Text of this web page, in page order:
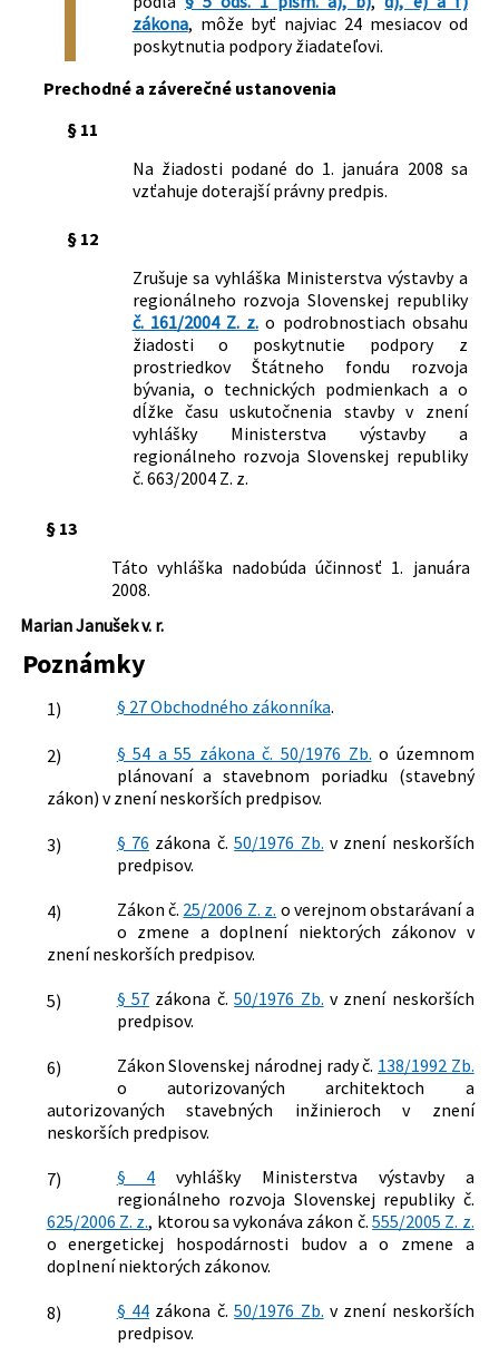
zákona, môže byť najviac 24 mesiacov od
poskytnutia podpory žiadateľovi.
Prechodné a záverečné ustanovenia
§ 11
Na žiadosti podané do 1. januára 2008 sa
vzťahuje doterajší právny predpis.
§ 12
Zrušuje sa vyhláška Ministerstva výstavby a
regionálneho rozvoja Slovenskej republiky
č. 161/2004 Z. z. o podrobnostiach obsahu
žiadosti o poskytnutie podpory z
prostriedkov Štátneho fondu rozvoja
bývania, o technických podmienkach a o
dĺžke času uskutočnenia stavby v znení
vyhlášky Ministerstva výstavby a
regionálneho rozvoja Slovenskej republiky
č. 663/2004 Z. z.
§ 13
Táto vyhláška nadobúda účinnosť 1. januára
2008.
Marian Janušek v. r.
Poznámky
1) § 27 Obchodného zákonníka.
2) § 54 a 55 zákona č. 50/1976 Zb. o územnom
plánovaní a stavebnom poriadku (stavebný
zákon) v znení neskorších predpisov.
3) § 76 zákona č.50/1976 Zb. v znení neskorších
predpisov.
4) Zákon č. 25/2006 Z. z. o verejnom obstarávaní a
o zmene a doplnení niektorých zákonov v
znení neskorších predpisov.
5) § 57 zákona č.50/1976 Zb. v znení neskorších
predpisov.
6) Zákon Slovenskej národnej rady č. 138/1992 Zb.
o autorizovaných architektoch a
autorizovaných stavebných inžinieroch v znení
neskorších predpisov.
7) § 4 vyhlášky Ministerstva výstavby a
regionálneho rozvoja Slovenskej republiky č.
625/2006 Z. z., ktorou sa vykonáva zákon č.555/2005 Z. z.
o energetickej hospodárnosti budov a o zmene a
doplnení niektorých zákonov.
8) § 44 zákona č.50/1976 Zb. v znení neskorších
predpisov.